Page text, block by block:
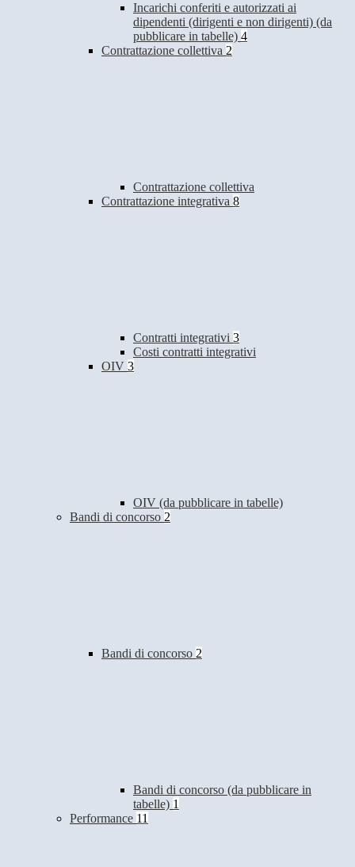
Incarichi conferiti e autorizzati ai
dipendenti (dirigenti e non dirigenti) (da
pubblicare in tabelle) 4
Contrattazione collettiva 2
Contrattazione collettiva
Contrattazione integrativa 8
Contratti integrativi 3
Costi contratti integrativi
OIV 3
OIV (da pubblicare in tabelle)
Bandi di concorso 2
Bandi di concorso 2
Bandi di concorso (da pubblicare in
tabelle) 1
Performance 11